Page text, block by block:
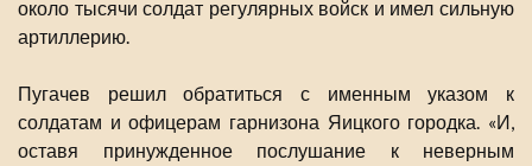
около тысячи солдат регулярных войск и имел сильную
артиллерию.
Пугачев решил обратиться с именным указом к
солдатам и офицерам гарнизона Яицкого городка. «И,
оставя принужденное послушание к неверным